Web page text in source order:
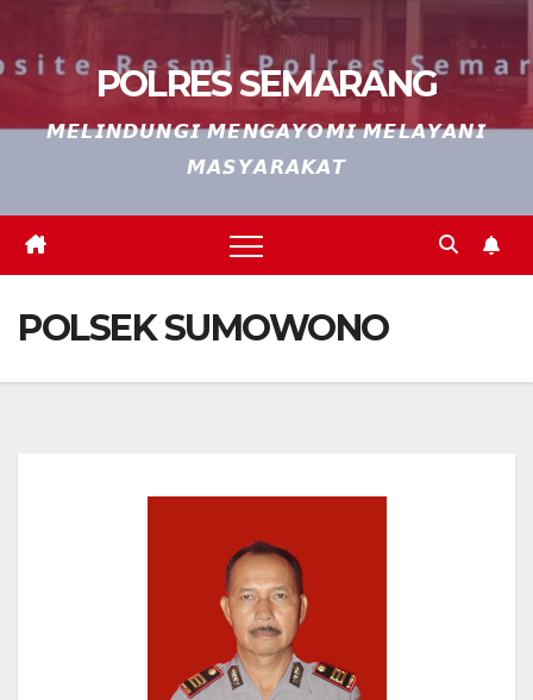
POLRES SEMARANG
𝙈𝙀𝙇𝙄𝙉𝘿𝙐𝙉𝙂𝙄 𝙈𝙀𝙉𝙂𝘼𝙔𝙊𝙈𝙄 𝙈𝙀𝙇𝘼𝙔𝘼𝙉𝙄
𝙈𝘼𝙎𝙔𝘼𝙍𝘼𝙆𝘼𝙏
POLSEK SUMOWONO